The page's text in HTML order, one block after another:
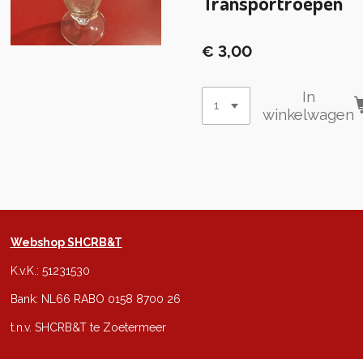
€ 3,00
In
winkelwagen
Webshop SHCRB&T
K.v.K.: 51231530
Bank: NL66 RABO 0158 8700 26
t.n.v. SHCRB&T te Zoetermeer